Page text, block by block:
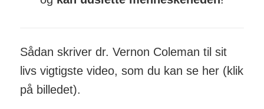
Sådan skriver dr. Vernon Coleman til sit
livs vigtigste video, som du kan se her (klik
på billedet).